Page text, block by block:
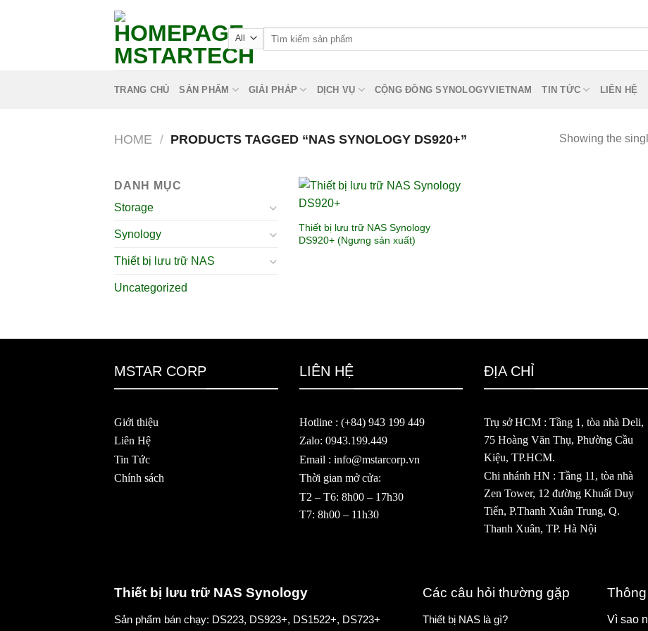
TRANG CHỦ SẢN PHẨM GIẢI PHÁP DỊCH VỤ CỘNG ĐỒNG SYNOLOGYVIETNAM TIN TỨC LIÊN HỆ
HOME / PRODUCTS TAGGED “NAS SYNOLOGY DS920+” Showing the
DANH MỤC
Storage
Synology
Thiết bị lưu trữ NAS
Uncategorized
Thiết bị lưu trữ NAS Synology
DS920+ (Ngưng sản xuất)
MSTAR CORP
Giới thiệu
Liên Hệ
Tin Tức
Chính sách
LIÊN HỆ
Hotline : (+84) 943 199 449
Zalo: 0943.199.449
Email : info@mstarcorp.vn
Thời gian mở cửa:
T2 – T6: 8h00 – 17h30
T7: 8h00 – 11h30
ĐỊA CHỈ
Trụ sở HCM : Tầng 1, tòa nhà Deli,
75 Hoàng Văn Thụ, Phường Cầu
Kiệu, TP.HCM.
Chi nhánh HN : Tầng 11, tòa nhà
Zen Tower, 12 đường Khuất Duy
Tiến, P.Thanh Xuân Trung, Q.
Thanh Xuân, TP. Hà Nội
Thiết bị lưu trữ NAS Synology
Sản phẩm bán chạy: DS223, DS923+, DS1522+, DS723+
Các câu hỏi thường gặp
Thiết bị NAS là gì?
Vì sao